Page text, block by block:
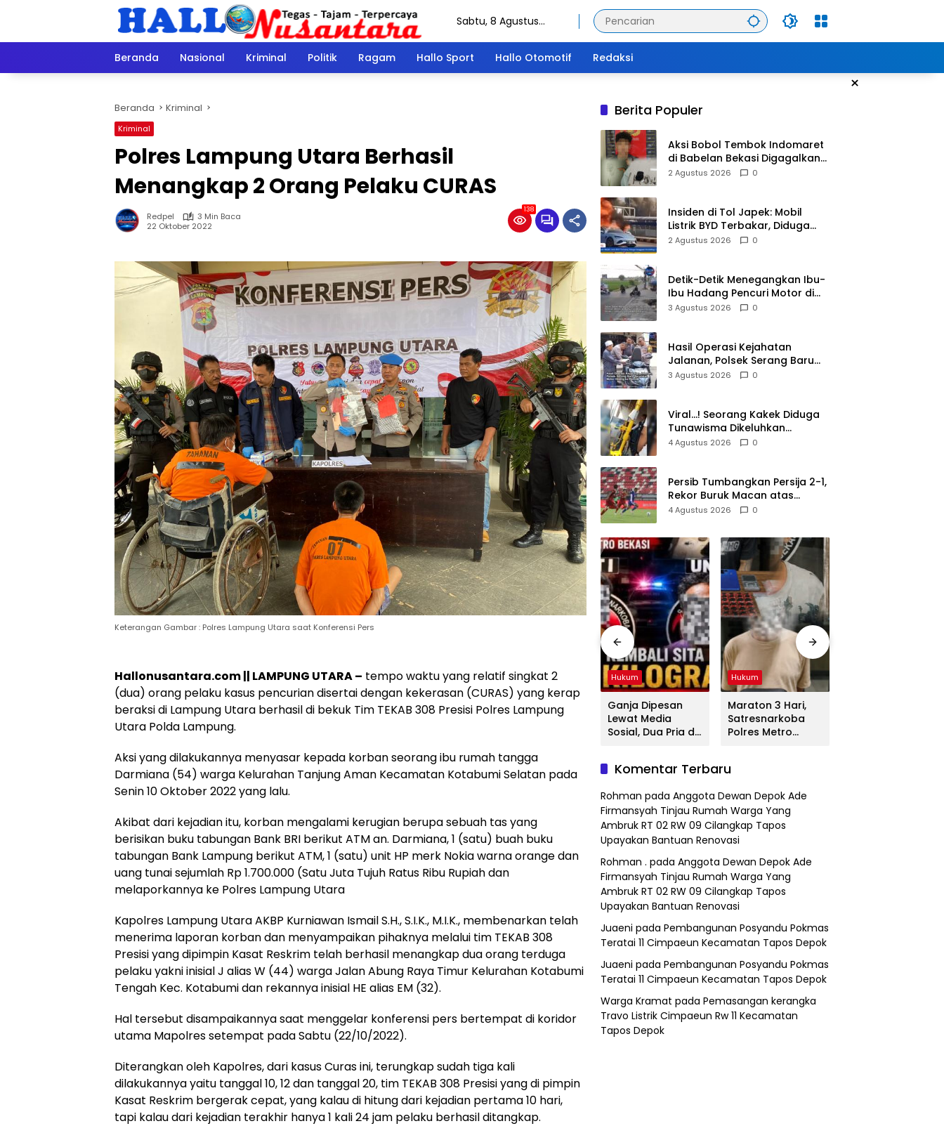
Sabtu, 8 Agustus
Beranda
Nasional Kriminal Politik Ragam Hallo Sport Hallo Otomotif Redaksi
×
Beranda Kriminal
Kriminal
Polres Lampung Utara Berhasil
Menangkap 2 Orang Pelaku CURAS
Redpel
3 Min Baca
22 Oktober 2022
138
Keterangan Gambar : Polres Lampung Utara saat Konferensi Pers
Hallonusantara.com || LAMPUNG UTARA – tempo waktu yang relatif singkat 2
(dua) orang pelaku kasus pencurian disertai dengan kekerasan (CURAS) yang kerap
beraksi di Lampung Utara berhasil di bekuk Tim TEKAB 308 Presisi Polres Lampung
Utara Polda Lampung.
Aksi yang dilakukannya menyasar kepada korban seorang ibu rumah tangga
Darmiana (54) warga Kelurahan Tanjung Aman Kecamatan Kotabumi Selatan pada
Senin 10 Oktober 2022 yang lalu.
Akibat dari kejadian itu, korban mengalami kerugian berupa sebuah tas yang
berisikan buku tabungan Bank BRI berikut ATM an. Darmiana, 1 (satu) buah buku
tabungan Bank Lampung berikut ATM, 1 (satu) unit HP merk Nokia warna orange dan
uang tunai sejumlah Rp 1.700.000 (Satu Juta Tujuh Ratus Ribu Rupiah dan
melaporkannya ke Polres Lampung Utara
Kapolres Lampung Utara AKBP Kurniawan Ismail S.H., S.I.K., M.I.K., membenarkan telah
menerima laporan korban dan menyampaikan pihaknya melalui tim TEKAB 308
Presisi yang dipimpin Kasat Reskrim telah berhasil menangkap dua orang terduga
pelaku yakni inisial J alias W (44) warga Jalan Abung Raya Timur Kelurahan Kotabumi
Tengah Kec. Kotabumi dan rekannya inisial HE alias EM (32).
Hal tersebut disampaikannya saat menggelar konferensi pers bertempat di koridor
utama Mapolres setempat pada Sabtu (22/10/2022).
Diterangkan oleh Kapolres, dari kasus Curas ini, terungkap sudah tiga kali
dilakukannya yaitu tanggal 10, 12 dan tanggal 20, tim TEKAB 308 Presisi yang di pimpin
Kasat Reskrim bergerak cepat, yang kalau di hitung dari kejadian pertama 10 hari,
tapi kalau dari kejadian terakhir hanya 1 kali 24 jam pelaku berhasil ditangkap.
Berita Populer
Aksi Bobol Tembok Indomaret
di Babelan Bekasi Digagalkan
Satpam dan Warga, Dua
2 Agustus 2026 0
Insiden di Tol Japek: Mobil
Listrik BYD Terbakar, Diduga
Gangguan Korsleting Listrik
2 Agustus 2026 0
Detik-Detik Menegangkan Ibu-
Ibu Hadang Pencuri Motor di
Purwasari Karawang, Pelaku
3 Agustus 2026 0
Hasil Operasi Kejahatan
Jalanan, Polsek Serang Baru
Serahkan Motor Hilang ke
3 Agustus 2026 0
Viral…! Seorang Kakek Diduga
Tunawisma Dikeluhkan
Penumpang dan Turun dari
4 Agustus 2026 0
Persib Tumbangkan Persija 2-1,
Rekor Buruk Macan atas
Maung Berlanjut
4 Agustus 2026 0
Hukum
Tega! Terkuak
Sosok Terduga
Pembunuh Lansia
Ternyata Oknum
Polisi Tetangga
Korban
Peristiwa
Viral…! Seorang
Penumpang dan
Turun dari
TransJakarta
Karena Bau
Hukum
Hasil Operasi
Serahkan Motor
Hilang ke Pemilik
Hukum
Detik-Detik
Menegangkan
Purwasari
Karawang, Pelaku
Lolos di Tengah
Hukum
Ganja Dipesan
Lewat Media
Sosial, Dua Pria di
Satresnarkoba
Bekasi
Hukum
Maraton 3 Hari,
Satresnarkoba
Polres Metro
Ganja, dan
Komentar Terbaru
Rohman pada Anggota Dewan Depok Ade
Firmansyah Tinjau Rumah Warga Yang
Ambruk RT 02 RW 09 Cilangkap Tapos
Upayakan Bantuan Renovasi
Rohman . pada Anggota Dewan Depok Ade
Firmansyah Tinjau Rumah Warga Yang
Ambruk RT 02 RW 09 Cilangkap Tapos
Upayakan Bantuan Renovasi
Juaeni pada Pembangunan Posyandu Pokmas
Teratai 11 Cimpaeun Kecamatan Tapos Depok
Juaeni pada Pembangunan Posyandu Pokmas
Teratai 11 Cimpaeun Kecamatan Tapos Depok
Warga Kramat pada Pemasangan kerangka
Travo Listrik Cimpaeun Rw 11 Kecamatan
Tapos Depok